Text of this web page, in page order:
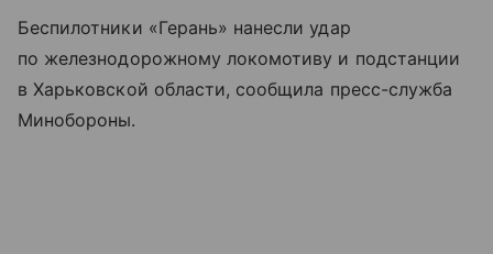
Беспилотники «Герань» нанесли удар
по железнодорожному локомотиву и подстанции
в Харьковской области, сообщила пресс-служба
Минобороны.